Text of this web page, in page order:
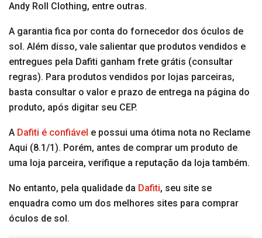
Andy Roll Clothing, entre outras.
A garantia fica por conta do fornecedor dos óculos de
sol. Além disso, vale salientar que produtos vendidos e
entregues pela Dafiti ganham frete grátis (consultar
regras). Para produtos vendidos por lojas parceiras,
basta consultar o valor e prazo de entrega na página do
produto, após digitar seu CEP.
A Dafiti é confiável e possui uma ótima nota no Reclame
Aqui (8.1/1). Porém, antes de comprar um produto de
uma loja parceira, verifique a reputação da loja também.
No entanto, pela qualidade da Dafiti, seu site se
enquadra como um dos melhores sites para comprar
óculos de sol.